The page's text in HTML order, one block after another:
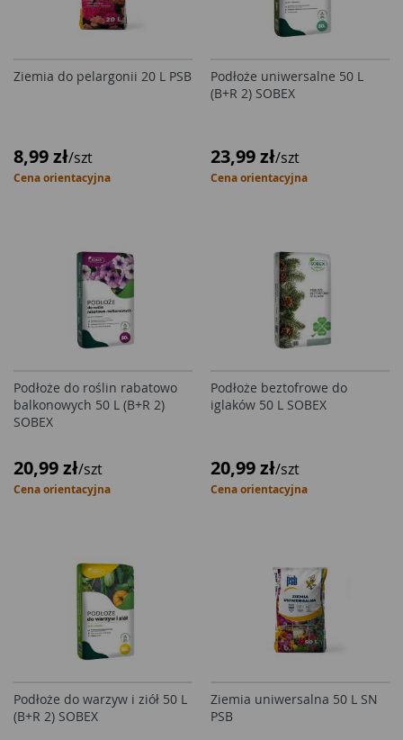
Ziemia do pelargonii 20 L PSB
8,99 zł/szt
Cena orientacyjna
Podłoże uniwersalne 50 L
(B+R 2) SOBEX
23,99 zł/szt
Cena orientacyjna
Podłoże do roślin rabatowo
balkonowych 50 L (B+R 2)
SOBEX
20,99 zł/szt
Cena orientacyjna
Podłoże beztofrowe do
iglaków 50 L SOBEX
20,99 zł/szt
Cena orientacyjna
Podłoże do warzyw i ziół 50 L
(B+R 2) SOBEX
Ziemia uniwersalna 50 L SN
PSB